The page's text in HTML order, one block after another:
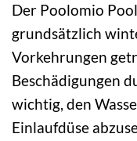
Der Poolomio
grundsätzlich
Vorkehrungen
Beschädigungen
wichtig, den
Einlaufdüse